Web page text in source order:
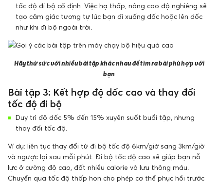
tốc độ đi bộ cố định. Việc hạ thấp, nâng cao độ nghiêng sẽ
tạo cảm giác tương tự lúc bạn đi xuống dốc hoặc lên dốc
như khi đi bộ ngoài trời.
Hãy thử sức với nhiều bài tập khác nhau để tìm ra bài phù hợp với
bạn
Bài tập 3: Kết hợp độ dốc cao và thay đổi
tốc độ đi bộ
Duy trì độ dốc 5% đến 15% xuyên suốt buổi tập, nhưng
thay đổi tốc độ.
Ví dụ: liên tục thay đổi từ đi bộ tốc độ 6km/giờ sang 3km/giờ
và ngược lại sau mỗi phút. Đi bộ tốc độ cao sẽ giúp bạn nỗ
lực ở cường độ cao, đốt nhiều calorie và lưu thông máu.
Chuyển qua tốc độ thấp hơn cho phép cơ thể phục hồi trước